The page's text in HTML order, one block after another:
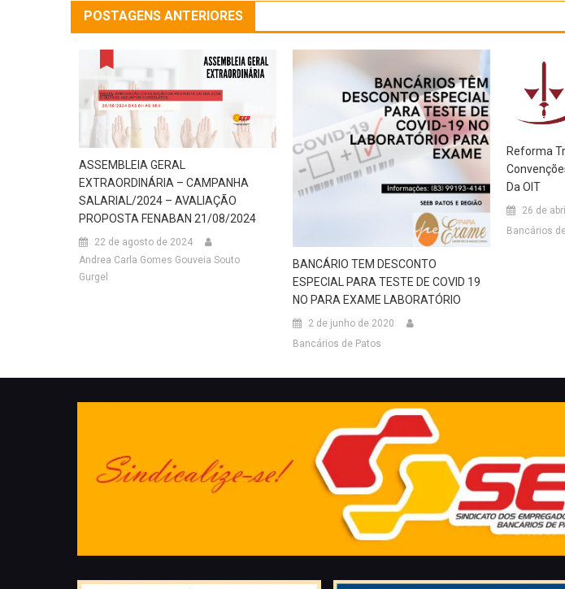
POSTAGENS ANTERIORES
ASSEMBLEIA GERAL
EXTRAORDINÁRIA – CAMPANHA
SALARIAL/2024 – AVALIAÇÃO
PROPOSTA FENABAN 21/08/2024
22 de agosto de 2024
Andrea Carla Gomes Gouveia Souto
Gurgel
BANCÁRIO TEM DESCONTO
ESPECIAL PARA TESTE DE COVID 19
NO PARA EXAME LABORATÓRIO
2 de junho de 2020
Bancários de Patos
Reforma
Da OIT
26 de
Bancários